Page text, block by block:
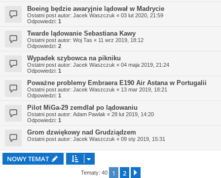
Boeing będzie awaryjnie lądował w Madrycie
Ostatni post autor: Jacek Waszczuk « 03 lut 2020, 21:59
Odpowiedzi: 1
Twarde lądowanie Sebastiana Kawy
Ostatni post autor: Woj Tas « 11 wrz 2019, 18:12
Odpowiedzi: 2
Wypadek szybowca na pikniku
Ostatni post autor: Jacek Waszczuk « 04 maja 2019, 21:24
Odpowiedzi: 1
Poważne problemy Embraera E190 Air Astana w Portugalii
Ostatni post autor: Jacek Waszczuk « 13 mar 2019, 18:21
Odpowiedzi: 1
Pilot MiGa-29 zemdlał po lądowaniu
Ostatni post autor: Adam Pawlak « 28 lut 2019, 14:20
Odpowiedzi: 1
Grom dzwiękowy nad Grudziądzem
Ostatni post autor: Jacek Waszczuk « 09 sty 2019, 15:31
NOWY TEMAT
Tematy: 40 1 2